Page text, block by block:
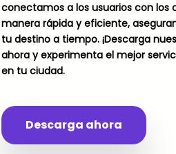
conectamos a los usuarios con los
manera rápida y eficiente,
tu destino a tiempo. ¡Descarga
ahora y experimenta el mejor
en tu ciudad.
Descarga ahora